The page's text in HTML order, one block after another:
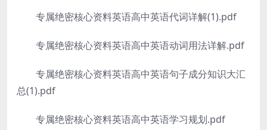
专属绝密核心资料英语高中英语代词详解(1).pdf
专属绝密核心资料英语高中英语动词用法详解.pdf
专属绝密核心资料英语高中英语句子成分知识大汇
总(1).pdf
专属绝密核心资料英语高中英语学习规划.pdf